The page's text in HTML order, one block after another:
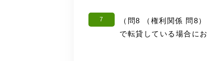
7
（問8 （権利関係 問8
で転貸している場合に